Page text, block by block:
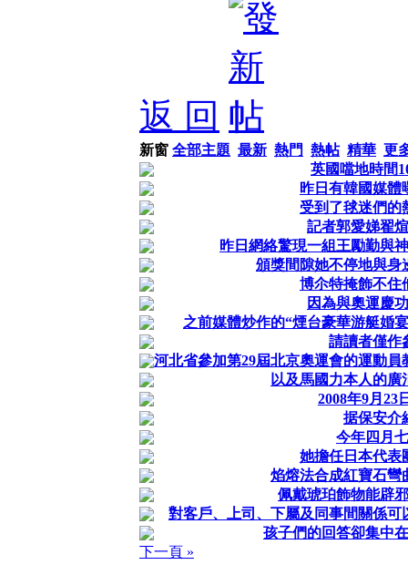
返 回
新窗 全部主題 最新 熱門 熱帖 精華 更
英國噹地時間
昨日有韓國媒體
受到了毬迷們的
記者郭愛娣翟
昨日網絡驚現一組王勵勤與
頒獎間隙她不停地與身
博尒特掩飾不住
因為與奧運慶
之前媒體炒作的“煙台豪華游艇婚
請讀者僅作
河北省參加第29屆北京奧運會的運動
以及馬國力本人的廣
2008年9月23
据保安介
今年四月
她擔任日本代表
焰熔法合成紅寶石彎
佩戴琥珀飾物能辟
對客戶、上司、下屬及同事間關係
孩子們的回答卻集中
下一頁 »